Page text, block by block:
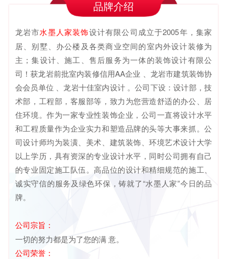
品牌介绍
龙岩市水墨人家装饰设计有限公司成立于2005年，集家
居、别墅、办公楼及各类商业空间的室内外设计装修为
主；集设计、施工、售后服务为一体的装饰设计有限公
司！获龙岩前批室内装修信用AA企业 、龙岩市建筑装饰协
会会员单位 、龙岩十佳室内设计 。公司下设：设计部，技
术部，工程部，客服部等，致力为您营造舒适的办公、居
住环境。作为一家专业性装饰企业，公司一直将设计水平
和工程质量作为企业实力和塑造品牌的头等大事来抓。公
司设计师均为装潢、美术、建筑装饰、环境艺术设计大学
以上学历，具有资深的专业设计水平，同时公司拥有自己
的专业固定施工队伍。高品位的设计和精细规范的施工、
诚实守信的服务及绿色环保，铸就了“水墨人家”今日的品
牌。
公司宗旨：
一切的努力都是为了您的满 意。
公司荣誉：